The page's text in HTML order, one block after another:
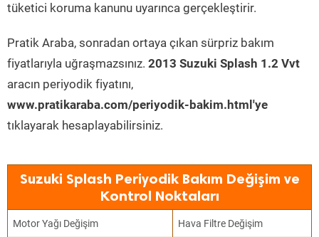
tüketici koruma kanunu uyarınca gerçekleştirir.
Pratik Araba, sonradan ortaya çıkan sürpriz bakım
fiyatlarıyla uğraşmazsınız. 2013 Suzuki Splash 1.2 Vvt
aracın periyodik fiyatını,
www.pratikaraba.com/periyodik-bakim.html'ye
tıklayarak hesaplayabilirsiniz.
Suzuki Splash Periyodik Bakım Değişim ve
Kontrol Noktaları
Motor Yağı Değişim Hava Filtre Değişim